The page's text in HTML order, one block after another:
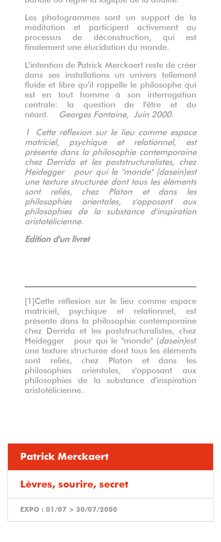
Les photogrammes sont un support de la
méditation et participent activement au
processus de déconstruction, qui est
finalement une élucidation du monde.
L'intention de Patrick Merckaert reste de créer
dans ses installations un univers tellement
fluide et libre qu'il rappelle le philosophe qui
est en tout homme à son interrogation
centrale: la question de l'être et du
néant. Georges Fontaine, Juin 2000.
1 Cette réflexion sur le lieu comme espace
matriciel, psychique et relationnel, est
présente dans la philosophie contemporaine
chez Derrida et les poststructuralistes, chez
Heidegger pour qui le "monde" (dasein)est
une texture structurée dont tous les éléments
sont reliés, chez Platon et dans les
philosophies orientales, s'opposant aux
philosophies de la substance d'inspiration
aristotélicienne.
Edition d'un livret
[1] Cette réflexion sur le lieu comme espace
matriciel, psychique et relationnel, est
présente dans la philosophie contemporaine
chez Derrida et les poststructuralistes, chez
Heidegger pour qui le "monde" ( dasein) est
une texture structurée dont tous les éléments
sont reliés, chez Platon et dans les
philosophies orientales, s'opposant aux
philosophies de la substance d'inspiration
aristotélicienne.
Patrick Merckaert
Lèvres, sourire, secret
EXPO : 01/07 > 30/07/2000